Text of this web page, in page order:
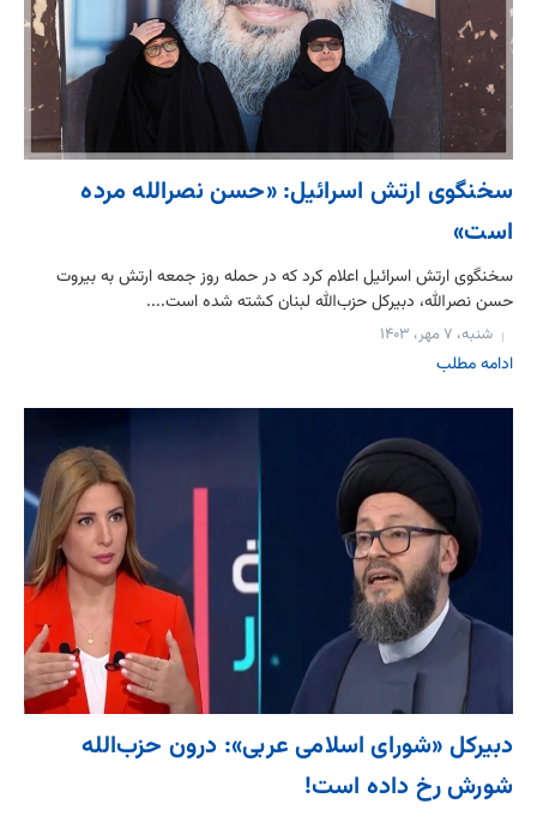
سخنگوی ارتش اسرائیل: «حسن نصرالله مرده
است»
سخنگوی ارتش اسرائیل اعلام کرد که در حمله روز جمعه ارتش به بیروت
حسن نصرالله، دبیرکل‌ حزب‌الله لبنان کشته شده است....
شنبه، ۷ مهر، ۱۴۰۳
ادامه مطلب
دبیرکل «شورای اسلامی عربی»: درون حزب‌الله
شورش رخ داده است!